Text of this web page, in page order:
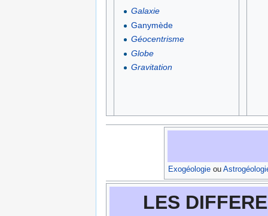
Galaxie
Ganymède
Géocentrisme
Globe
Gravitation
Exogéologieou
LES